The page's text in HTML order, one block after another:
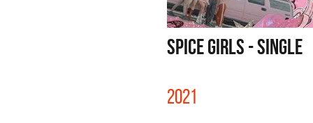
SPICE GIRLS - SINGLE
2021